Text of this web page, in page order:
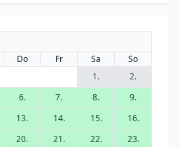
Do Fr Sa
So
1.
2.
6. 7. 8.
9.
13. 14. 15.
16.
20. 21. 22.
23.